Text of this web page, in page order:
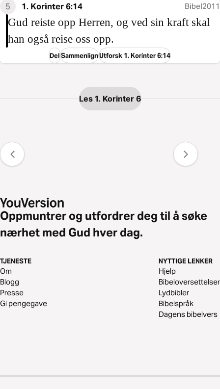
5 1. Korinter 6:14 Bibel2011
Gud reiste opp Herren, og ved sin kraft skal
han også reise oss opp.
DelSammenlignUtforsk 1. Korinter 6:14
Les 1. Korinter 6
Oppmuntrer og utfordrer deg til å søke
nærhet med Gud hver dag.
TJENESTE
Om
Blogg
Presse
Gi pengegave
NYTTIGE LENKER
Hjelp
Bibeloversettelser
Lydbibler
Bibelspråk
Dagens bibelvers